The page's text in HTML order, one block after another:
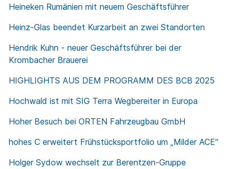
Heineken Rumänien mit neuem Geschäftsführer
Heinz-Glas beendet Kurzarbeit an zwei Standorten
Hendrik Kuhn - neuer Geschäftsführer bei der
Krombacher Brauerei
HIGHLIGHTS AUS DEM PROGRAMM DES BCB 2025
Hochwald ist mit SIG Terra Wegbereiter in Europa
Hoher Besuch bei ORTEN Fahrzeugbau GmbH
hohes C erweitert Frühstücksportfolio um „Milder ACE“
Holger Sydow wechselt zur Berentzen-Gruppe